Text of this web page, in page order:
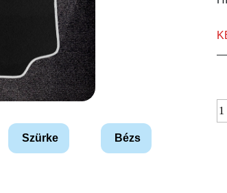
Szürke Bézs